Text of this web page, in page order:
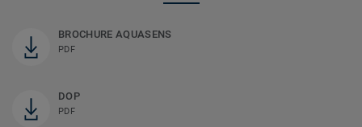
BROCHURE AQUASENS
PDF
DOP
PDF